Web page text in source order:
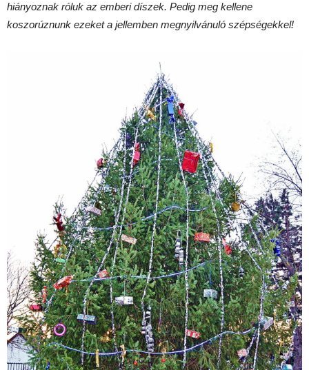
hiányoznak róluk az emberi díszek. Pedig meg kellene
koszorúznunk ezeket a jellemben megnyilvánuló szépségekkel!